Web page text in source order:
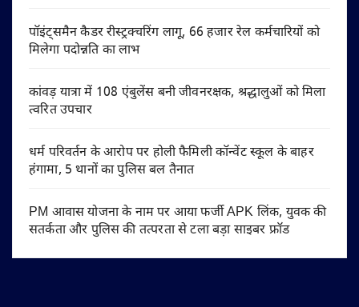
पॉइंट्समैन कैडर रीस्ट्रक्चरिंग लागू, 66 हजार रेल कर्मचारियों को
मिलेगा पदोन्नति का लाभ
कांवड़ यात्रा में 108 एंबुलेंस बनी जीवनरक्षक, श्रद्धालुओं को मिला
त्वरित उपचार
धर्म परिवर्तन के आरोप पर होली फैमिली कॉन्वेंट स्कूल के बाहर
हंगामा, 5 थानों का पुलिस बल तैनात
PM आवास योजना के नाम पर आया फर्जी APK लिंक, युवक की
सतर्कता और पुलिस की तत्परता से टला बड़ा साइबर फ्रॉड